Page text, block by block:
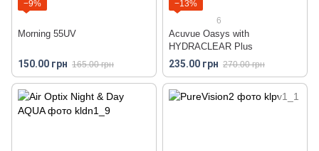
−9%
Morning 55UV
150.00 грн 165.00 грн
−13%
6
Acuvue Oasys with
HYDRACLEAR Plus
235.00 грн 270.00 грн